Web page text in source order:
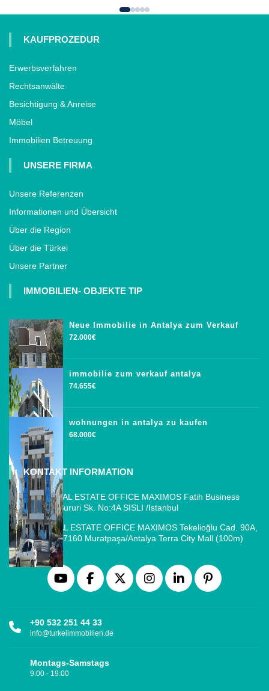
KAUFPROZEDUR
Erwerbsverfahren
Rechtsanwälte
Besichtigung & Anreise
Möbel
Immobilien Betreuung
UNSERE FIRMA
Unsere Referenzen
Informationen und Übersicht
Über die Region
Über die Türkei
Unsere Partner
IMMOBILIEN- OBJEKTE TIP
Neue Immobilie in Antalya zum Verkauf
72.000€
immobilie zum verkauf antalya
74.655€
wohnungen in antalya zu kaufen
68.000€
KONTAKT INFORMATION
ISTANBUL REAL ESTATE OFFICE MAXIMOS Fatih Business
Park, Cemal Sururi Sk. No:4A SISLI /Istanbul
ANTALYA REAL ESTATE OFFICE MAXIMOS Tekelioğlu Cad. 90A,
Fener Mah., 07160 Muratpaşa/Antalya Terra City Mall (100m)
+90 532 251 44 33
info@turkeiimmobilien.de
Montags-Samstags
9:00 - 19:00